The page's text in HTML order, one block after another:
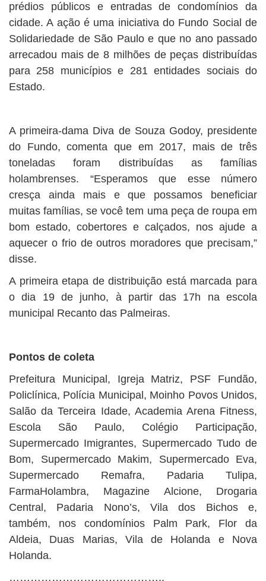
prédios públicos e entradas de condomínios da
cidade. A ação é uma iniciativa do Fundo Social de
Solidariedade de São Paulo e que no ano passado
arrecadou mais de 8 milhões de peças distribuídas
para 258 municípios e 281 entidades sociais do
Estado.
A primeira-dama Diva de Souza Godoy, presidente
do Fundo, comenta que em 2017, mais de três
toneladas foram distribuídas as famílias
holambrenses. “Esperamos que esse número
cresça ainda mais e que possamos beneficiar
muitas famílias, se você tem uma peça de roupa em
bom estado, cobertores e calçados, nos ajude a
aquecer o frio de outros moradores que precisam,”
disse.
A primeira etapa de distribuição está marcada para
o dia 19 de junho, à partir das 17h na escola
municipal Recanto das Palmeiras.
Pontos de coleta
Prefeitura Municipal, Igreja Matriz, PSF Fundão,
Policlínica, Polícia Municipal, Moinho Povos Unidos,
Salão da Terceira Idade, Academia Arena Fitness,
Escola São Paulo, Colégio Participação,
Supermercado Imigrantes, Supermercado Tudo de
Bom, Supermercado Makim, Supermercado Eva,
Supermercado Remafra, Padaria Tulipa,
FarmaHolambra, Magazine Alcione, Drogaria
Central, Padaria Nono’s, Vila dos Bichos e,
também, nos condomínios Palm Park, Flor da
Aldeia, Duas Marias, Vila de Holanda e Nova
Holanda.
……………………………………..